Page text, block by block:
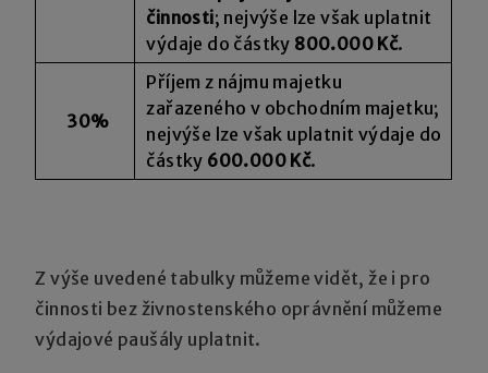
činnosti; nejvýše lze však uplatnit
výdaje do částky 800.000 Kč.
30%
Příjem z nájmu majetku
zařazeného v obchodním majetku;
nejvýše lze však uplatnit výdaje do
částky 600.000 Kč.
Z výše uvedené tabulky můžeme vidět, že i pro
činnosti bez živnostenského oprávnění můžeme
výdajové paušály uplatnit.